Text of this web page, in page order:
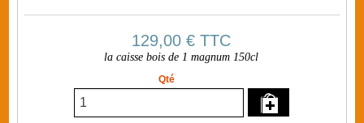
129,00 € TTC
la caisse bois de 1 magnum 150cl
Qté